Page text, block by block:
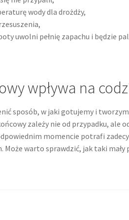
wody dla drożdży,
uwolni pełnię zapachu i będzie
wpływa na
sposób, w jaki gotujemy i
zależy nie od przypadku, ale
momencie potrafi
Może warto sprawdzić, jak taki